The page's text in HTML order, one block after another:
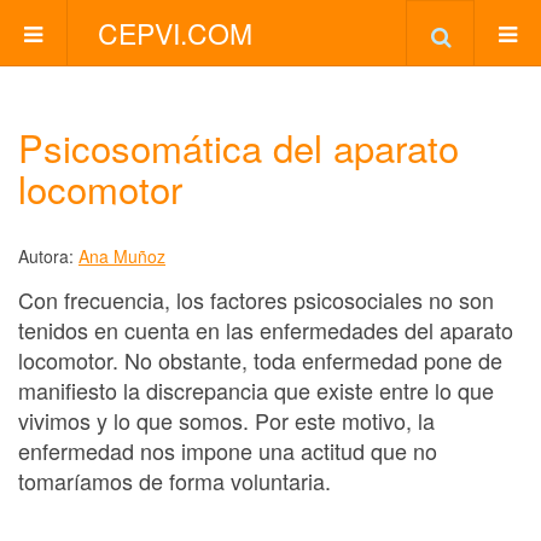
CEPVI.COM
Psicosomática del aparato
locomotor
Autora: Ana Muñoz
Con frecuencia, los factores psicosociales no son
tenidos en cuenta en las enfermedades del aparato
locomotor. No obstante, toda enfermedad pone de
manifiesto la discrepancia que existe entre lo que
vivimos y lo que somos. Por este motivo, la
enfermedad nos impone una actitud que no
tomaríamos de forma voluntaria.